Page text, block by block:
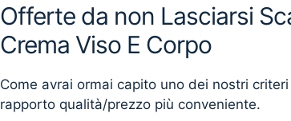
Offerte da non Lasciarsi
Crema Viso E Corpo
Come avrai ormai capito uno dei nostri
rapporto qualità/prezzo più conveniente.